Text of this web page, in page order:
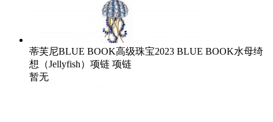
蒂芙尼BLUE BOOK高级珠宝2023 BLUE BOOK水母绮
想（Jellyfish）项链 项链
暂无